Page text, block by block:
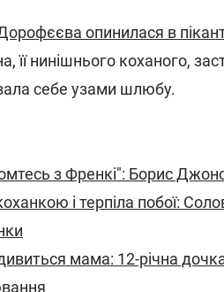
опинилася в
її нинішнього коханого,
себе узами шлюбу.
з Френкі": Борис
і терпіла побої:
мама: 12-річна